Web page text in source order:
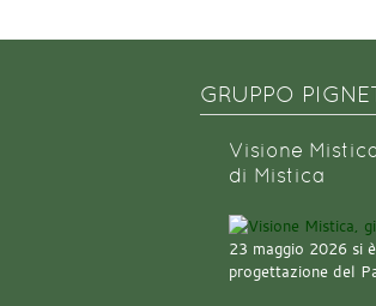
GRUPPO
Visione
di Mistica
23 maggio 2026 si
progettazione del